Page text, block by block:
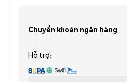
Chuyển khoản ngân hàng
Hỗ trợ: